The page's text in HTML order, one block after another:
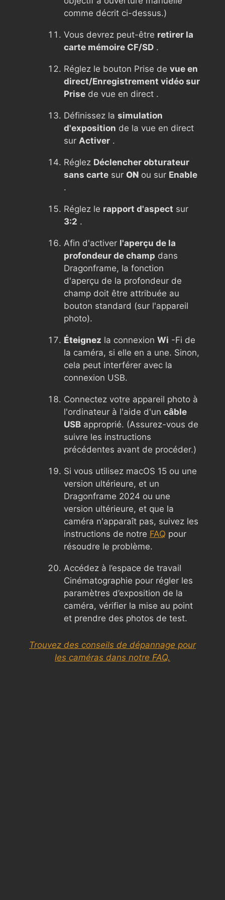
comme décrit ci-dessus.)
Vous devrez peut-être retirer la
carte mémoire CF/SD .
Réglez le bouton Prise de vue en
direct/Enregistrement vidéo sur
Prise de vue en direct .
Définissez la simulation
d'exposition de la vue en direct
sur Activer .
Réglez Déclencher obturateur
sans carte sur ON ou sur Enable
.
Réglez le rapport d'aspect sur
3:2 .
Afin d'activer l'aperçu de la
profondeur de champ dans
Dragonframe, la fonction
d'aperçu de la profondeur de
champ doit être attribuée au
bouton standard (sur l'appareil
photo).
Éteignez la connexion Wi -Fi de
la caméra, si elle en a une. Sinon,
cela peut interférer avec la
connexion USB.
Connectez votre appareil photo à
l'ordinateur à l'aide d'un câble
USB approprié. (Assurez-vous de
suivre les instructions
précédentes avant de procéder.)
Si vous utilisez macOS 15 ou une
version ultérieure, et un
Dragonframe 2024 ou une
version ultérieure, et que la
caméra n'apparaît pas, suivez les
instructions de notre FAQ pour
résoudre le problème.
Accédez à l’espace de travail
Cinématographie pour régler les
paramètres d’exposition de la
caméra, vérifier la mise au point
et prendre des photos de test.
Trouvez des conseils de dépannage pour
les caméras dans notre FAQ.